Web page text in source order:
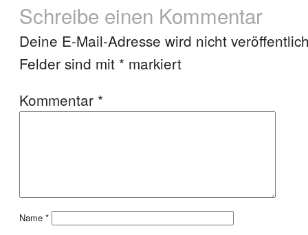
Schreibe einen Kommentar
Deine E-Mail-Adresse wird nicht
Felder sind mit * markiert
Kommentar *
Name *